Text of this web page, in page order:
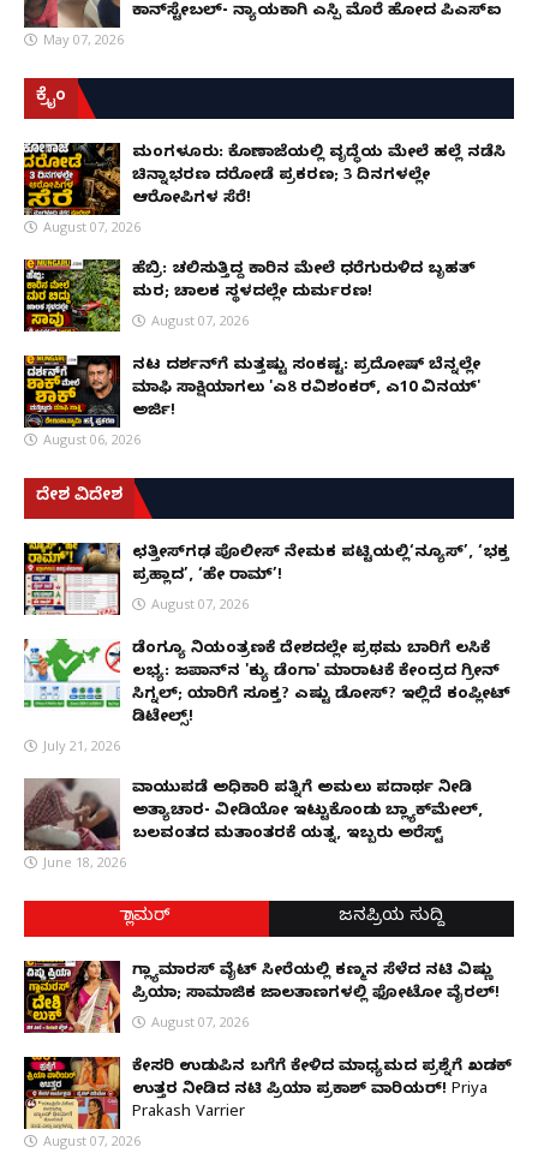
ಕಾನ್‌ಸ್ಟೇಬಲ್- ನ್ಯಾಯಕ್ಕಾಗಿ ಎಸ್ಪಿ ಮೊರೆ ಹೋದ ಪಿಎಸ್ಐ
May 07, 2026
ಕ್ರೈಂ
ಮಂಗಳೂರು: ಕೊಣಾಜೆಯಲ್ಲಿ ವೃದ್ಧೆಯ ಮೇಲೆ ಹಲ್ಲೆ ನಡೆಸಿ
ಚಿನ್ನಾಭರಣ ದರೋಡೆ ಪ್ರಕರಣ; 3 ದಿನಗಳಲ್ಲೇ
ಆರೋಪಿಗಳ ಸೆರೆ!
August 07, 2026
ಹೆಬ್ರಿ: ಚಲಿಸುತ್ತಿದ್ದ ಕಾರಿನ ಮೇಲೆ ಧರೆಗುರುಳಿದ ಬೃಹತ್
ಮರ; ಚಾಲಕ ಸ್ಥಳದಲ್ಲೇ ದುರ್ಮರಣ!
August 07, 2026
ನಟ ದರ್ಶನ್‌ಗೆ ಮತ್ತಷ್ಟು ಸಂಕಷ್ಟ: ಪ್ರದೋಷ್ ಬೆನ್ನಲ್ಲೇ
ಮಾಫಿ ಸಾಕ್ಷಿಯಾಗಲು 'ಎ8 ರವಿಶಂಕರ್, ಎ10 ವಿನಯ್'
ಅರ್ಜಿ!
August 06, 2026
ದೇಶ ವಿದೇಶ
ಛತ್ತೀಸ್‌ಗಢ ಪೊಲೀಸ್ ನೇಮಕ ಪಟ್ಟಿಯಲ್ಲಿ‘ನ್ಯೂಸ್’, ‘ಭಕ್ತ
ಪ್ರಹ್ಲಾದ’, ‘ಹೇ ರಾಮ್’!
August 07, 2026
ಡೆಂಗ್ಯೂ ನಿಯಂತ್ರಣಕ್ಕೆ ದೇಶದಲ್ಲೇ ಪ್ರಥಮ ಬಾರಿಗೆ ಲಸಿಕೆ
ಲಭ್ಯ: ಜಪಾನ್‌ನ 'ಕ್ಯು ಡೆಂಗಾ' ಮಾರಾಟಕ್ಕೆ ಕೇಂದ್ರದ ಗ್ರೀನ್
ಸಿಗ್ನಲ್; ಯಾರಿಗೆ ಸೂಕ್ತ? ಎಷ್ಟು ಡೋಸ್? ಇಲ್ಲಿದೆ ಕಂಪ್ಲೀಟ್
ಡಿಟೇಲ್ಸ್!
July 21, 2026
ವಾಯುಪಡೆ ಅಧಿಕಾರಿ ಪತ್ನಿಗೆ ಅಮಲು ಪದಾರ್ಥ ನೀಡಿ
ಅತ್ಯಾಚಾರ- ವೀಡಿಯೋ ಇಟ್ಟುಕೊಂಡು ಬ್ಲ್ಯಾಕ್‌ಮೇಲ್,
ಬಲವಂತದ ಮತಾಂತರಕ್ಕೆ ಯತ್ನ, ಇಬ್ಬರು ಅರೆಸ್ಟ್
June 18, 2026
ಗ್ಲಾಮರ್ ಜನಪ್ರಿಯ ಸುದ್ದಿ
ಗ್ಲ್ಯಾಮಾರಸ್ ವೈಟ್‌ ಸೀರೆಯಲ್ಲಿ ಕಣ್ಮನ ಸೆಳೆದ ನಟಿ ವಿಷ್ಣು
ಪ್ರಿಯಾ; ಸಾಮಾಜಿಕ ಜಾಲತಾಣಗಳಲ್ಲಿ ಫೋಟೋ ವೈರಲ್!
August 07, 2026
ಕೇಸರಿ ಉಡುಪಿನ ಬಗೆಗೆ ಕೇಳಿದ ಮಾಧ್ಯಮದ ಪ್ರಶ್ನೆಗೆ ಖಡಕ್
ಉತ್ತರ ನೀಡಿದ ನಟಿ ಪ್ರಿಯಾ ಪ್ರಕಾಶ್ ವಾರಿಯರ್! Priya
Prakash Varrier
August 07, 2026